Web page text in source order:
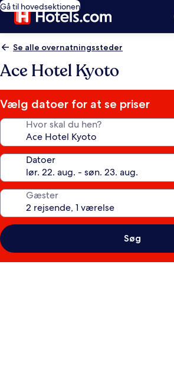
Gå til hovedsektionen
Se alle overnatningssteder
Ace Hotel Kyoto
Vælg datoer for at se priser
Hvor skal du hen?
Datoer
Gæster
Søg